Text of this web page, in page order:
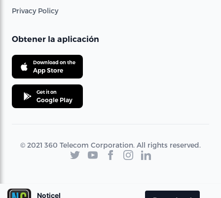
Privacy Policy
Obtener la aplicación
Download on the
App Store
Get it on
Google Play
© 2021 360 Telecom Corporation. All rights reserved.
Noticel